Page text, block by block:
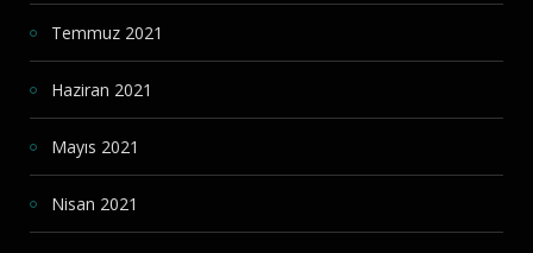
Temmuz 2021
Haziran 2021
Mayıs 2021
Nisan 2021